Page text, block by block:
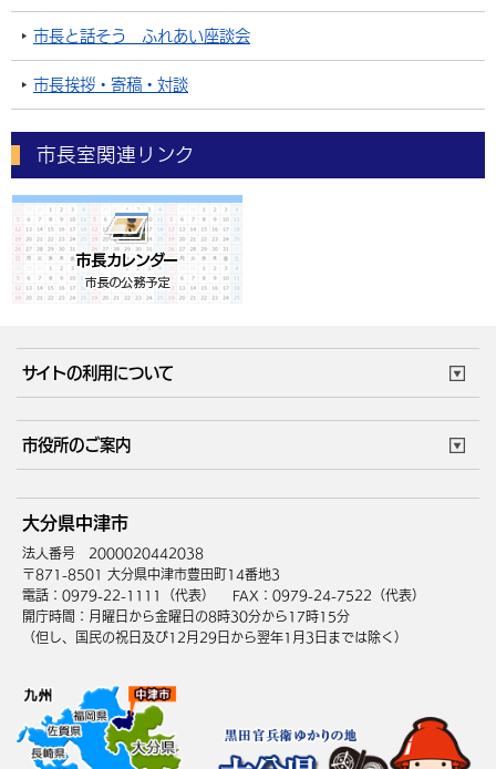
市長と話そう ふれあい座談会
市長挨拶・寄稿・対談
市長室関連リンク
サイトの利用について
サイトマップ
市役所のご案内
庁舎地図 組織案内
中津市へのアクセス
大分県中津市
法人番号 2000020442038
〒871-8501 大分県中津市豊田町14番地3
電話：0979-22-1111（代表）
FAX：0979-24-7522（代表）
開庁時間：月曜日から金曜日の8時30分から17時15分
（但し、国民の祝日及び12月29日から翌年1月3日までは除く）